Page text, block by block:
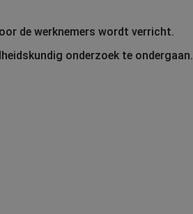
de werknemers wordt verricht.
onderzoek te ondergaan.